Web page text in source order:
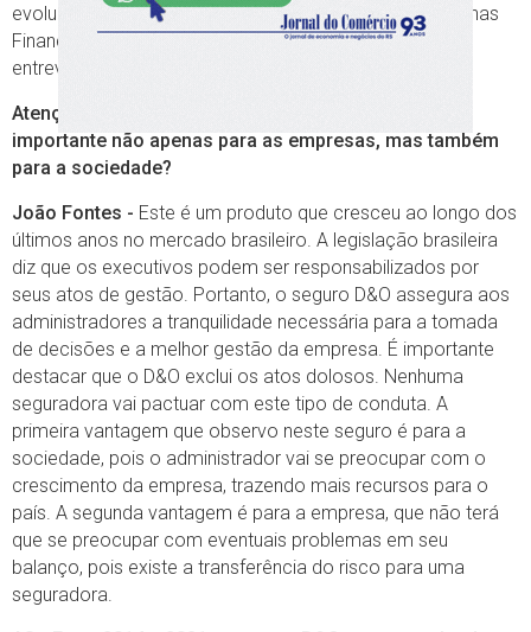
evolução de 54%. O presidente da subcomissão de Linhas
Financeiras da FenSeg, João Fontes, destaca nesta
entrevista o crescimento do seguro D&O no país.
Atenção no Seguro (AS) - Por que este seguro é
importante não apenas para as empresas, mas também
para a sociedade?
João Fontes - Este é um produto que cresceu ao longo dos
últimos anos no mercado brasileiro. A legislação brasileira
diz que os executivos podem ser responsabilizados por
seus atos de gestão. Portanto, o seguro D&O assegura aos
administradores a tranquilidade necessária para a tomada
de decisões e a melhor gestão da empresa. É importante
destacar que o D&O exclui os atos dolosos. Nenhuma
seguradora vai pactuar com este tipo de conduta. A
primeira vantagem que observo neste seguro é para a
sociedade, pois o administrador vai se preocupar com o
crescimento da empresa, trazendo mais recursos para o
país. A segunda vantagem é para a empresa, que não terá
que se preocupar com eventuais problemas em seu
balanço, pois existe a transferência do risco para uma
seguradora.